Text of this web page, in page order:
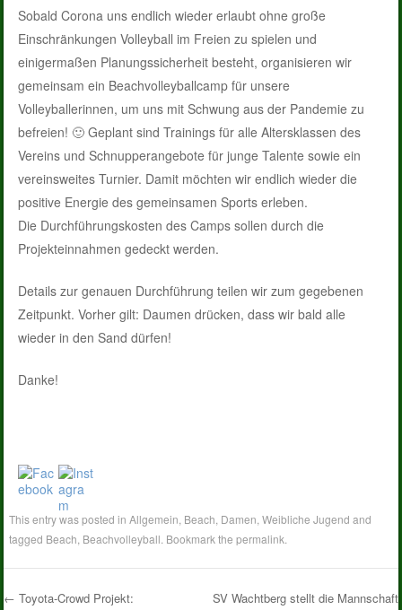
Sobald Corona uns endlich wieder erlaubt ohne große
Einschränkungen Volleyball im Freien zu spielen und
einigermaßen Planungssicherheit besteht, organisieren wir
gemeinsam ein Beachvolleyballcamp für unsere
Volleyballerinnen, um uns mit Schwung aus der Pandemie zu
befreien! 🙂 Geplant sind Trainings für alle Altersklassen des
Vereins und Schnupperangebote für junge Talente sowie ein
vereinsweites Turnier. Damit möchten wir endlich wieder die
positive Energie des gemeinsamen Sports erleben.
Die Durchführungskosten des Camps sollen durch die
Projekteinnahmen gedeckt werden.
Details zur genauen Durchführung teilen wir zum gegebenen
Zeitpunkt. Vorher gilt: Daumen drücken, dass wir bald alle
wieder in den Sand dürfen!
Danke!
This entry was posted inAllgemein Beach Damen ,Weibliche Jugend and
tagged Beach Beachvolleyball . Bookmark thepermalink
← Toyota-Crowd Projekt:
SV Wachtberg stellt die Mannschaft